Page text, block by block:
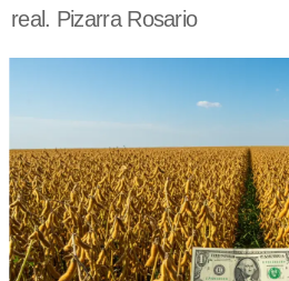
real. Pizarra Rosario